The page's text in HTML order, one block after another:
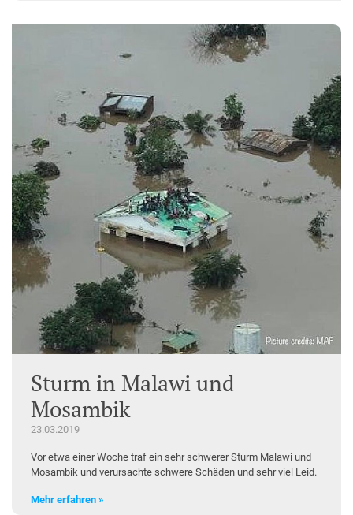
Sturm in Malawi und
Mosambik
23.03.2019
Vor etwa einer Woche traf ein sehr schwerer Sturm Malawi und
Mosambik und verursachte schwere Schäden und sehr viel Leid.
Mehr erfahren »